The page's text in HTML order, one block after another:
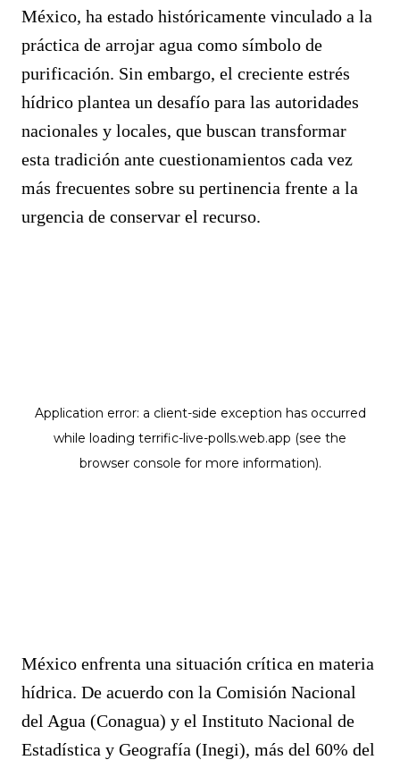
México, ha estado históricamente vinculado a la
práctica de arrojar agua como símbolo de
purificación. Sin embargo, el creciente estrés
hídrico plantea un desafío para las autoridades
nacionales y locales, que buscan transformar
esta tradición ante cuestionamientos cada vez
más frecuentes sobre su pertinencia frente a la
urgencia de conservar el recurso.
México enfrenta una situación crítica en materia
hídrica. De acuerdo con la Comisión Nacional
del Agua (Conagua) y el Instituto Nacional de
Estadística y Geografía (Inegi), más del 60% del